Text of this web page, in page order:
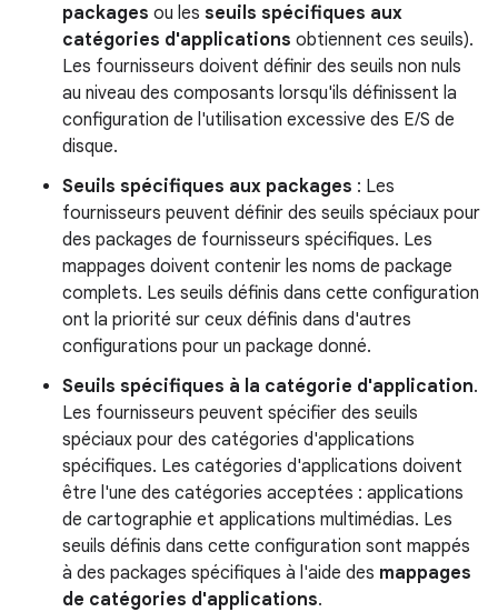
packages ou les seuils spécifiques aux
catégories d'applications obtiennent ces seuils).
Les fournisseurs doivent définir des seuils non nuls
au niveau des composants lorsqu'ils définissent la
configuration de l'utilisation excessive des E/S de
disque.
Seuils spécifiques aux packages : Les
fournisseurs peuvent définir des seuils spéciaux pour
des packages de fournisseurs spécifiques. Les
mappages doivent contenir les noms de package
complets. Les seuils définis dans cette configuration
ont la priorité sur ceux définis dans d'autres
configurations pour un package donné.
Seuils spécifiques à la catégorie d'application.
Les fournisseurs peuvent spécifier des seuils
spéciaux pour des catégories d'applications
spécifiques. Les catégories d'applications doivent
être l'une des catégories acceptées : applications
de cartographie et applications multimédias. Les
seuils définis dans cette configuration sont mappés
à des packages spécifiques à l'aide des mappages
de catégories d'applications.